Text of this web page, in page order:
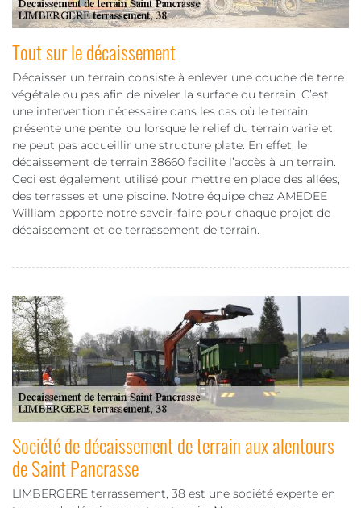
Tout sur le décaissement
Décaisser un terrain consiste à enlever une couche de terre
végétale ou pas afin de niveler la surface du terrain. C’est
une intervention nécessaire dans les cas où le terrain
présente une pente, ou lorsque le relief du terrain varie et
ne peut pas accueillir une structure plate. En effet, le
décaissement de terrain 38660 facilite l’accès à un terrain.
Ceci est également utilisé pour mettre en place des allées,
des terrasses et une piscine. Notre équipe chez AMEDEE
William apporte notre savoir-faire pour chaque projet de
décaissement et de terrassement de terrain.
Société de décaissement de terrain aux alentours
de Saint Pancrasse
LIMBERGERE terrassement, 38 est une société experte en